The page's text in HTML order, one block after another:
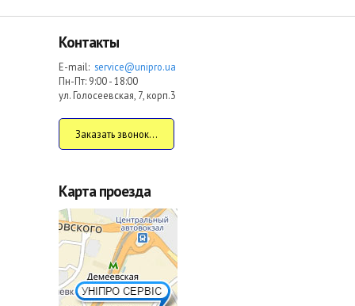
Контакты
E-mail: service@unipro.ua
Пн-Пт: 9:00 - 18:00
ул. Голосеевская, 7, корп.3
Заказать звонок...
Карта проезда